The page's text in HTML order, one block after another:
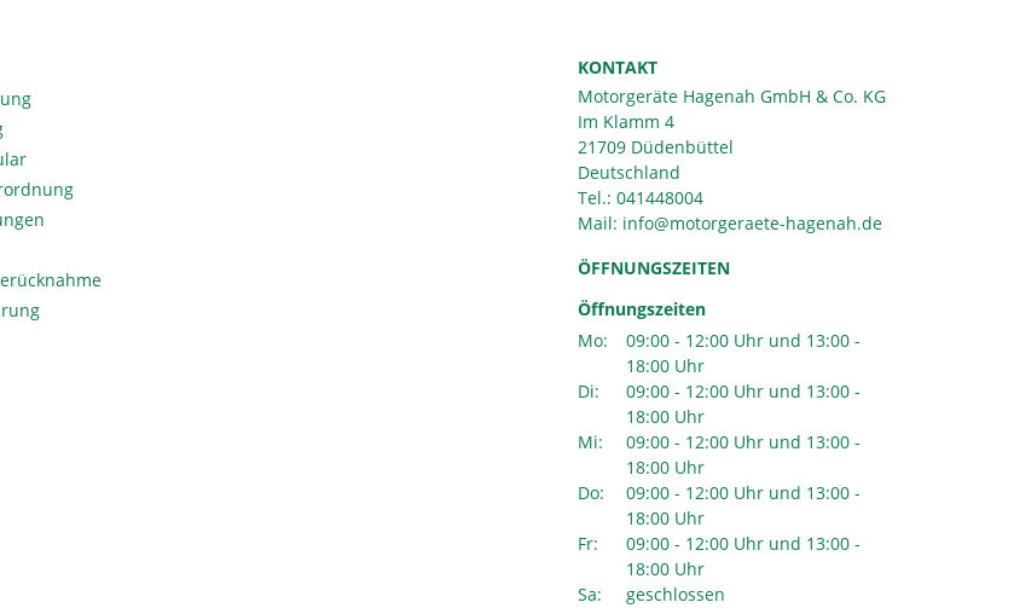
KONTAKT
Motorgeräte Hagenah GmbH & Co. KG
Im Klamm 4
21709 Düdenbüttel
Deutschland
Tel.: 041448004
Mail:
ÖFFNUNGSZEITEN
Öffnungszeiten
Mo:
09:00 - 12:00 Uhr und 13:00 -
18:00 Uhr
Di:
09:00 - 12:00 Uhr und 13:00 -
18:00 Uhr
Mi:
09:00 - 12:00 Uhr und 13:00 -
18:00 Uhr
Do:
09:00 - 12:00 Uhr und 13:00 -
18:00 Uhr
Fr:
09:00 - 12:00 Uhr und 13:00 -
18:00 Uhr
Sa:
geschlossen